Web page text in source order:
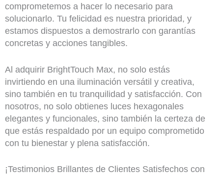
comprometemos a hacer lo necesario para
solucionarlo. Tu felicidad es nuestra prioridad, y
estamos dispuestos a demostrarlo con garantías
concretas y acciones tangibles.
Al adquirir BrightTouch Max, no solo estás
invirtiendo en una iluminación versátil y creativa,
sino también en tu tranquilidad y satisfacción. Con
nosotros, no solo obtienes luces hexagonales
elegantes y funcionales, sino también la certeza de
que estás respaldado por un equipo comprometido
con tu bienestar y plena satisfacción.
¡Testimonios Brillantes de Clientes Satisfechos con